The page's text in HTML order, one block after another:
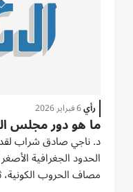
رأي6 فبراير 2026
ما هو دور مجلس
د. ناجي صادق شراب
الحدود الجغرافية
مصاف الحروب